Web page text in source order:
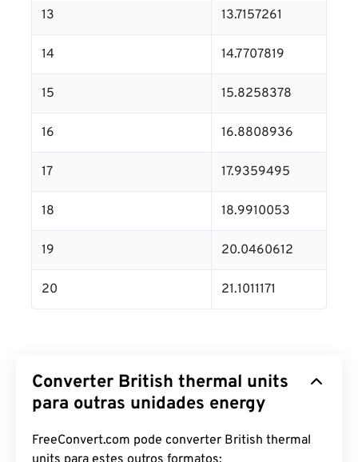
13 13.7157261
14 14.7707819
15 15.8258378
16 16.8808936
17 17.9359495
18 18.9910053
19 20.0460612
20 21.1011171
Converter British thermal units
para outras unidades energy
FreeConvert.com pode converter British thermal